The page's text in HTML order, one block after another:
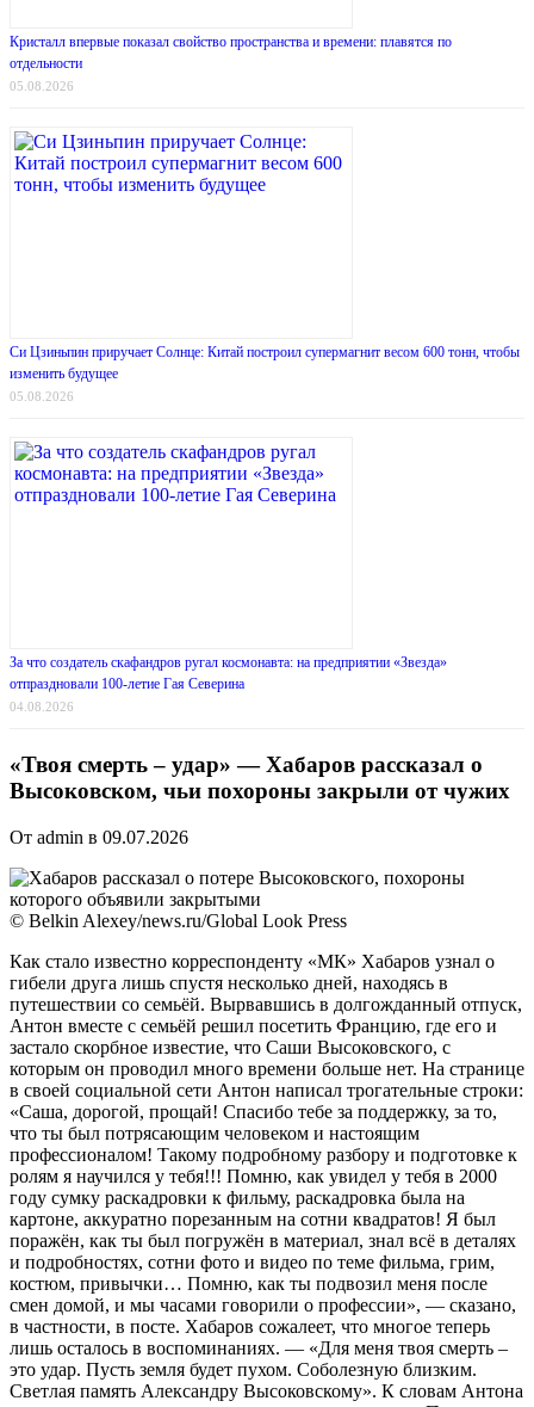
Кристалл впервые показал свойство пространства и времени: плавятся по
отдельности
05.08.2026
Си Цзиньпин приручает Солнце: Китай построил супермагнит весом 600 тонн, чтобы
изменить будущее
05.08.2026
За что создатель скафандров ругал космонавта: на предприятии «Звезда»
отпраздновали 100-летие Гая Северина
04.08.2026
«Твоя смерть – удар» — Хабаров рассказал о
Высоковском, чьи похороны закрыли от чужих
От admin в 09.07.2026
© Belkin Alexey/news.ru/Global Look Press
Как стало известно корреспонденту «МК» Хабаров узнал о
гибели друга лишь спустя несколько дней, находясь в
путешествии со семьёй. Вырвавшись в долгожданный отпуск,
Антон вместе с семьёй решил посетить Францию, где его и
застало скорбное известие, что Саши Высоковского, с
которым он проводил много времени больше нет. На странице
в своей социальной сети Антон написал трогательные строки:
«Саша, дорогой, прощай! Спасибо тебе за поддержку, за то,
что ты был потрясающим человеком и настоящим
профессионалом! Такому подробному разбору и подготовке к
ролям я научился у тебя!!! Помню, как увидел у тебя в 2000
году сумку раскадровки к фильму, раскадровка была на
картоне, аккуратно порезанным на сотни квадратов! Я был
поражён, как ты был погружён в материал, знал всё в деталях
и подробностях, сотни фото и видео по теме фильма, грим,
костюм, привычки… Помню, как ты подвозил меня после
смен домой, и мы часами говорили о профессии», — сказано,
в частности, в посте. Хабаров сожалеет, что многое теперь
лишь осталось в воспоминаниях. — «Для меня твоя смерть –
это удар. Пусть земля будет пухом. Соболезную близким.
Светлая память Александру Высоковскому». К словам Антона